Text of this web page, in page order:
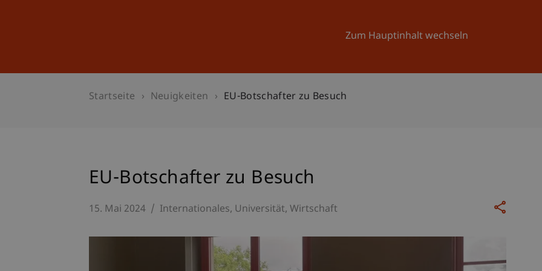
Zum Hauptinhalt wechseln
Universität Aktuelles
Startseite Neuigkeiten EU-Botschafter zu Besuch
EU-Botschafter zu Besuch
15. Mai 2024 Internationales Universität Wirtschaft